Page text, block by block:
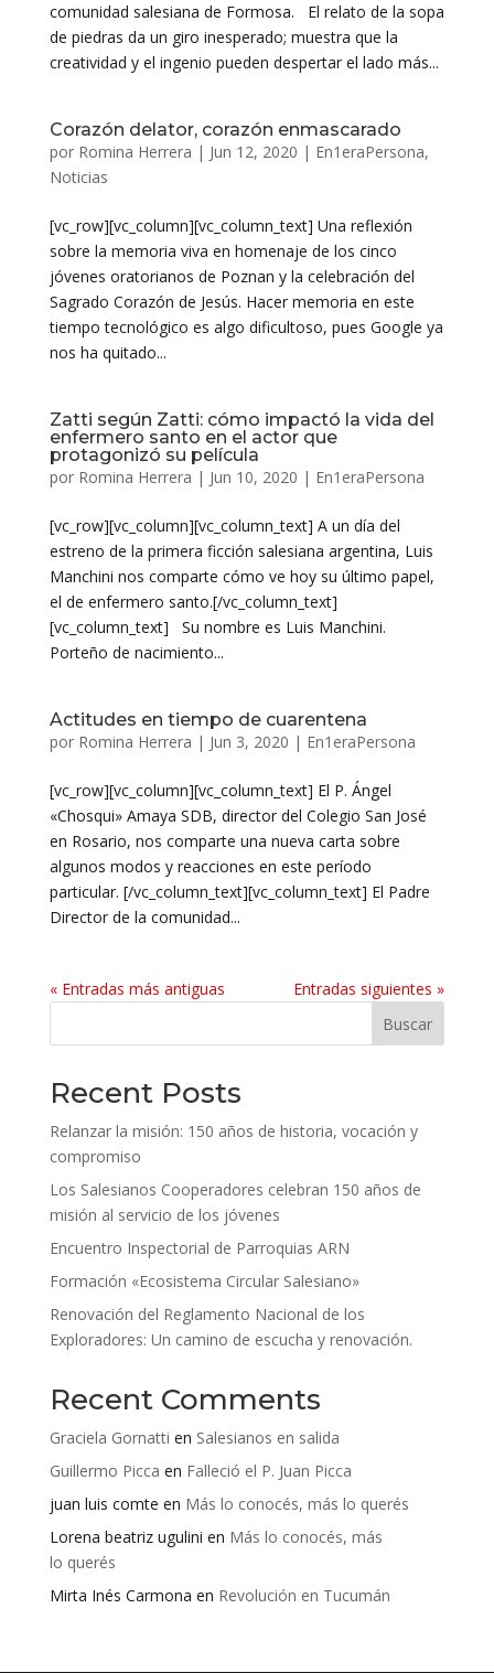
comunidad salesiana de Formosa. El relato de la sopa
de piedras da un giro inesperado; muestra que la
creatividad y el ingenio pueden despertar el lado más...
Corazón delator, corazón enmascarado
por Romina Herrera | Jun 12, 2020 | En1eraPersona,
Noticias
[vc_row][vc_column][vc_column_text] Una reflexión
sobre la memoria viva en homenaje de los cinco
jóvenes oratorianos de Poznan y la celebración del
Sagrado Corazón de Jesús. Hacer memoria en este
tiempo tecnológico es algo dificultoso, pues Google ya
nos ha quitado...
Zatti según Zatti: cómo impactó la vida del
enfermero santo en el actor que
protagonizó su película
por Romina Herrera | Jun 10, 2020 | En1eraPersona
[vc_row][vc_column][vc_column_text] A un día del
estreno de la primera ficción salesiana argentina, Luis
Manchini nos comparte cómo ve hoy su último papel,
el de enfermero santo.[/vc_column_text]
[vc_column_text] Su nombre es Luis Manchini.
Porteño de nacimiento...
Actitudes en tiempo de cuarentena
por Romina Herrera | Jun 3, 2020 | En1eraPersona
[vc_row][vc_column][vc_column_text] El P. Ángel
«Chosqui» Amaya SDB, director del Colegio San José
en Rosario, nos comparte una nueva carta sobre
algunos modos y reacciones en este período
particular. [/vc_column_text][vc_column_text] El Padre
Director de la comunidad...
« Entradas más antiguas
Entradas siguientes »
Buscar
Recent Posts
Relanzar la misión: 150 años de historia, vocación y
compromiso
Los Salesianos Cooperadores celebran 150 años de
misión al servicio de los jóvenes
Encuentro Inspectorial de Parroquias ARN
Formación «Ecosistema Circular Salesiano»
Renovación del Reglamento Nacional de los
Exploradores: Un camino de escucha y renovación.
Recent Comments
Graciela Gornatti en Salesianos en salida
Guillermo Picca en Falleció el P. Juan Picca
juan luis comte en Más lo conocés, más lo querés
Lorena beatriz ugulini en Más lo conocés, más
lo querés
Mirta Inés Carmona en Revolución en Tucumán